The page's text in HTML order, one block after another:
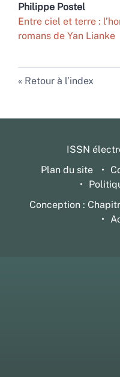
Philippe Postel
Entre ciel et terre :
romans de Yan Lianke
Retour à l’index
ISSN
Plan du site
Conception :